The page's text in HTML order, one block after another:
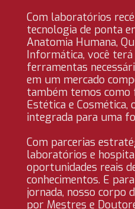
Com laboratórios
tecnologia de ponta
Anatomia Humana,
Informática, você
ferramentas
em um mercado
também temos como
Estética e Cosmética,
integrada para uma
Com parcerias
laboratórios e
oportunidades reais
conhecimentos. E
jornada, nosso corpo
por Mestres e